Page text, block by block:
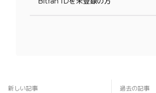
新しい記事 過去の記事